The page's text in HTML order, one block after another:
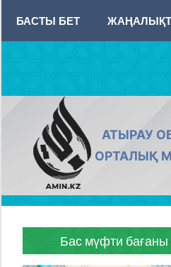
content
БАСТЫ БЕТ
АТЫРАУ
ОРТАЛЫҚ
Бас мүфти бағаны